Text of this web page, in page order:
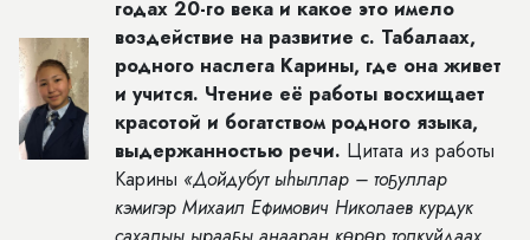
годах 20-го века и какое это имело
воздействие на развитие с. Табалаах,
родного наслега Карины, где она живет
и учится. Чтение её работы восхищает
красотой и богатством родного языка,
выдержанностью речи. Цитата из работы
Карины «Дойдубут ыhыллар – тоҕуллар
кэмигэр Михаил Ефимович Николаев курдук